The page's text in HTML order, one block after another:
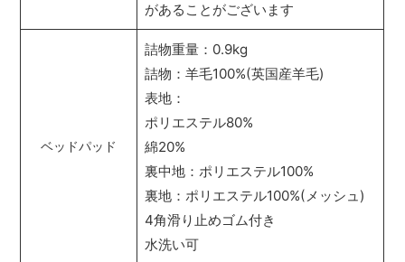
があることがございます
ベッドパッド
詰物重量：0.9kg
詰物：羊毛100%(英国産羊毛)
表地：
ポリエステル80%
綿20%
裏中地：ポリエステル100%
裏地：ポリエステル100%(メッシュ)
4角滑り止めゴム付き
水洗い可